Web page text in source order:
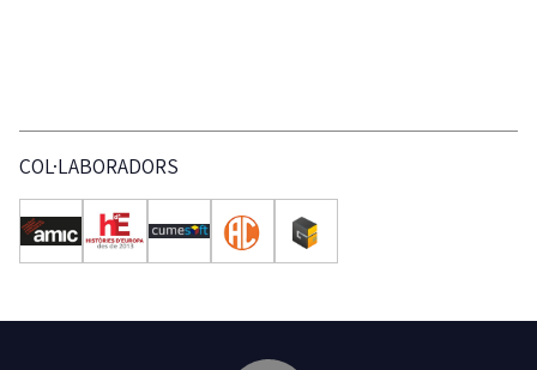
COL·LABORADORS